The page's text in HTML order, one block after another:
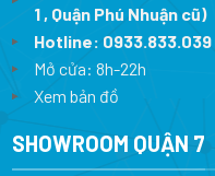
1 , Quận Phú Nhuận cũ)
Hotline: 0933.833.039
Mở cửa: 8h-22h
Xem bản đồ
SHOWROOM QUẬN 7